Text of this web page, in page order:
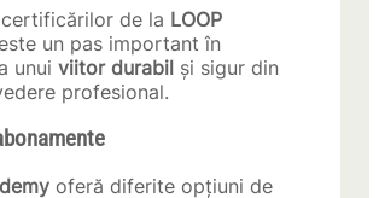
de la LOOP
un pas important în
unui viitor durabil și sigur din
profesional.
oferă diferite opțiuni de